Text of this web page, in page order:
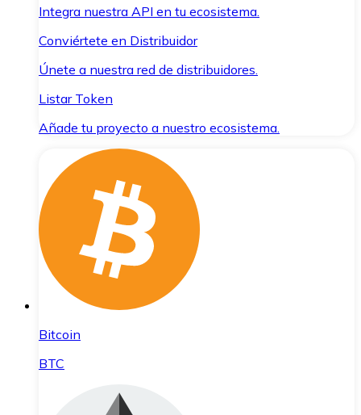
Integra nuestra API en tu ecosistema.
Conviértete en Distribuidor
Únete a nuestra red de distribuidores.
Listar Token
Añade tu proyecto a nuestro ecosistema.
Bitcoin
BTC